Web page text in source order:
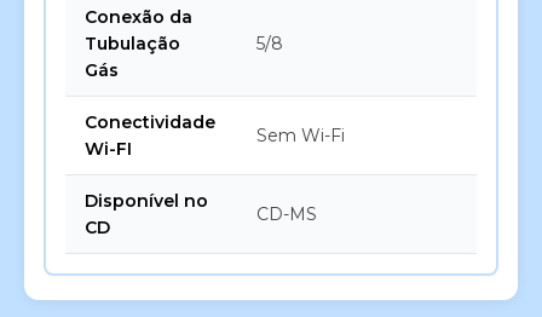
Conexão da
Tubulação
Gás
5/8
Conectividade
Wi-FI
Sem Wi-Fi
Disponível no
CD
CD-MS